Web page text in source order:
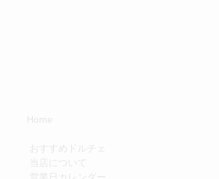
Home
おすすめドルチェ
当店について